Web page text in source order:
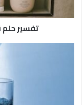
تفسير حلم